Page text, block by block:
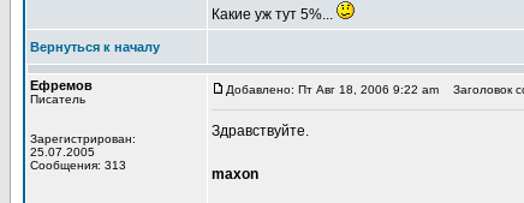
Какие уж тут 5%...
Вернуться к началу
Ефремов
Писатель
Зарегистрирован:
25.07.2005
Сообщения: 313
Добавлено: Пт Авг 18, 2006 9:22 am Заголовок
Здравствуйте.
maxon